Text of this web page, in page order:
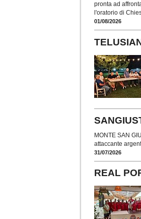
pronta ad
l'oratorio di
01/08/2026
MONTE SAN
attaccante
31/07/2026
REAL